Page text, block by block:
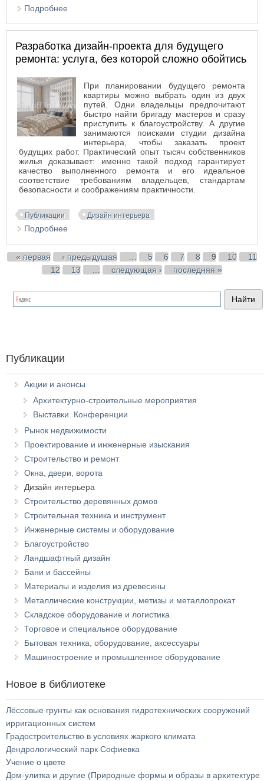
Подробнее
Разработка дизайн-проекта для будущего
ремонта: услуга, без которой сложно обойтись
При планировании будущего ремонта
квартиры можно выбрать один из двух
путей. Одни владельцы предпочитают
быстро найти бригаду мастеров и сразу
приступить к благоустройству. А другие
занимаются поисками студии дизайна
интерьера, чтобы заказать проект
будущих работ. Практический опыт тысяч собственников
жилья доказывает: именно такой подход гарантирует
качество выполненного ремонта и его идеальное
соответствие требованиям владельцев, стандартам
безопасности и соображениям практичности.
Публикации Дизайн интерьера
Подробнее
Страницы
« первая ‹ предыдущая 5 6 7 8 9 10
11
12
13 следующая › последняя »
Публикации
Акции и анонсы
Архитектурно-строительные мероприятия
Выставки. Конференции
Рынок недвижимости
Проектирование и инженерные изыскания
Строительство и ремонт
Окна, двери, ворота
Дизайн интерьера
Строительство деревянных домов
Строительная техника и инструмент
Инженерные системы и оборудование
Благоустройство
Ландшафтный дизайн
Бани и бассейны
Материалы и изделия из древесины
Металлические конструкции, метизы и металлопрокат
Складское оборудование и логистика
Торговое и специальное оборудование
Бытовая техника, оборудование, аксессуары
Машиностроение и промышленное оборудование
Новое в библиотеке
Лёссовые грунты как основания гидротехнических сооружений
ирригационных систем
Градостроительство в условиях жаркого климата
Дендрологический парк Софиевка
Учение о цвете
Дом-улитка и другие (Природные формы и образы в архитектуре